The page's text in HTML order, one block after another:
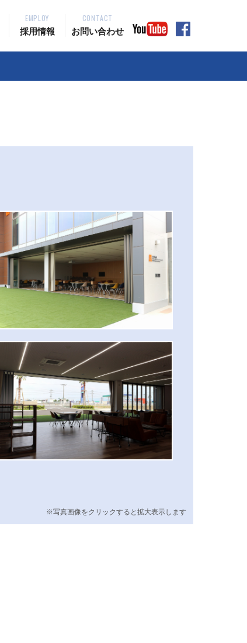
EMPLOY
採用情報
CONTACT
お問い合わせ